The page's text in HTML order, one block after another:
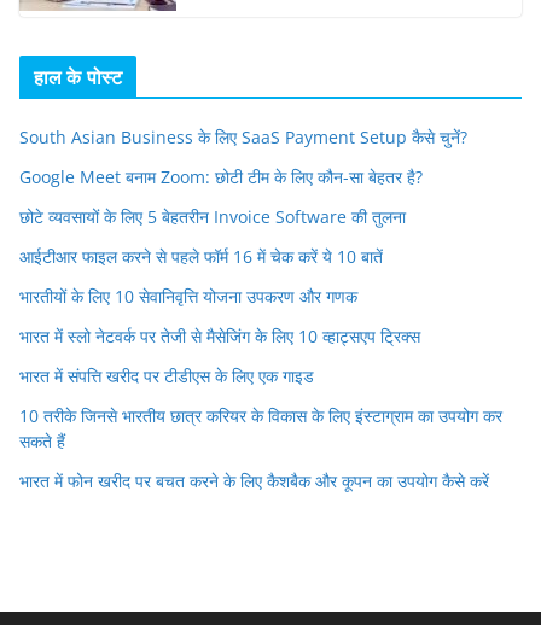
हाल के पोस्ट
South Asian Business के लिए SaaS Payment Setup कैसे चुनें?
Google Meet बनाम Zoom: छोटी टीम के लिए कौन-सा बेहतर है?
छोटे व्यवसायों के लिए 5 बेहतरीन Invoice Software की तुलना
आईटीआर फाइल करने से पहले फॉर्म 16 में चेक करें ये 10 बातें
भारतीयों के लिए 10 सेवानिवृत्ति योजना उपकरण और गणक
भारत में स्लो नेटवर्क पर तेजी से मैसेजिंग के लिए 10 व्हाट्सएप ट्रिक्स
भारत में संपत्ति खरीद पर टीडीएस के लिए एक गाइड
10 तरीके जिनसे भारतीय छात्र करियर के विकास के लिए इंस्टाग्राम का उपयोग कर
सकते हैं
भारत में फोन खरीद पर बचत करने के लिए कैशबैक और कूपन का उपयोग कैसे करें